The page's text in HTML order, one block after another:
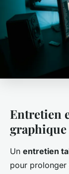
Entretien
graphique
Un entretien
pour prolonger